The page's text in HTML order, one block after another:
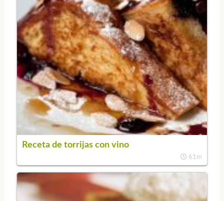
Receta de torrijas con vino
61m